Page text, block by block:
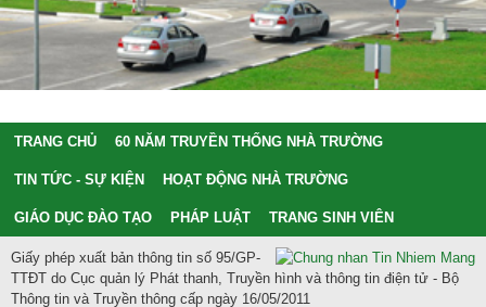
TRANG CHỦ 60 NĂM TRUYỀN THỐNG NHÀ TRƯỜNG
TIN TỨC - SỰ KIỆN HOẠT ĐỘNG NHÀ TRƯỜNG
GIÁO DỤC ĐÀO TẠO PHÁP LUẬT TRANG SINH VIÊN
Giấy phép xuất bản thông tin số 95/GP-
TTĐT do Cục quản lý Phát thanh, Truyền hình và thông tin điện tử - Bộ
Thông tin và Truyền thông cấp ngày 16/05/2011